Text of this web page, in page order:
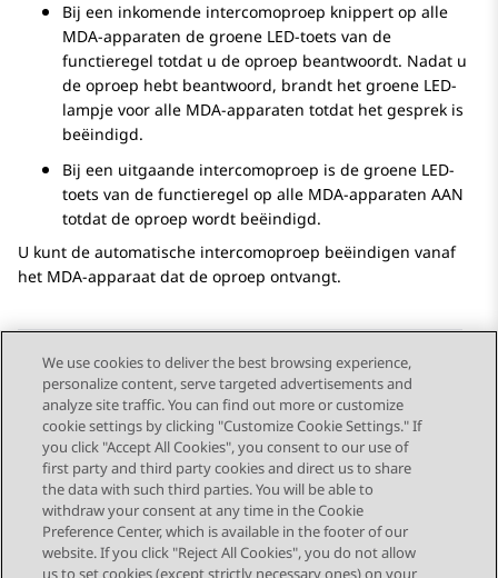
Bij een inkomende intercomoproep knippert op alle
MDA-apparaten de groene LED-toets van de
functieregel totdat u de oproep beantwoordt. Nadat u
de oproep hebt beantwoord, brandt het groene LED-
lampje voor alle MDA-apparaten totdat het gesprek is
beëindigd.
Bij een uitgaande intercomoproep is de groene LED-
toets van de functieregel op alle MDA-apparaten AAN
totdat de oproep wordt beëindigd.
U kunt de automatische intercomoproep beëindigen vanaf
het MDA-apparaat dat de oproep ontvangt.
Send Feedback
Topic navigation
Vorig onderwerp Volgend onderwerp
We use cookies to deliver the best browsing experience,
personalize content, serve targeted advertisements and
analyze site traffic. You can find out more or customize
cookie settings by clicking "Customize Cookie Settings." If
you click "Accept All Cookies", you consent to our use of
first party and third party cookies and direct us to share
the data with such third parties. You will be able to
withdraw your consent at any time in the Cookie
Preference Center, which is available in the footer of our
website. If you click "Reject All Cookies", you do not allow
us to set cookies (except strictly necessary ones) on your